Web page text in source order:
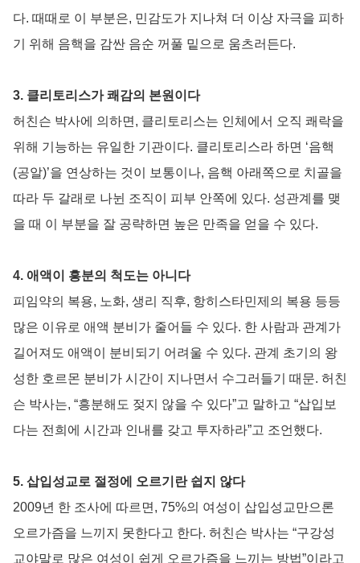
다. 때때로 이 부분은, 민감도가 지나쳐 더 이상 자극을 피하
기 위해 음핵을 감싼 음순 꺼풀 밑으로 움츠러든다.
3. 클리토리스가 쾌감의 본원이다
허친슨 박사에 의하면, 클리토리스는 인체에서 오직 쾌락을
위해 기능하는 유일한 기관이다. 클리토리스라 하면 ‘음핵
(공알)’을 연상하는 것이 보통이나, 음핵 아래쪽으로 치골을
따라 두 갈래로 나뉜 조직이 피부 안쪽에 있다. 성관계를 맺
을 때 이 부분을 잘 공략하면 높은 만족을 얻을 수 있다.
4. 애액이 흥분의 척도는 아니다
피임약의 복용, 노화, 생리 직후, 항히스타민제의 복용 등등
많은 이유로 애액 분비가 줄어들 수 있다. 한 사람과 관계가
길어져도 애액이 분비되기 어려울 수 있다. 관계 초기의 왕
성한 호르몬 분비가 시간이 지나면서 수그러들기 때문. 허친
슨 박사는, “흥분해도 젖지 않을 수 있다”고 말하고 “삽입보
다는 전희에 시간과 인내를 갖고 투자하라”고 조언했다.
5. 삽입성교로 절정에 오르기란 쉽지 않다
2009년 한 조사에 따르면, 75%의 여성이 삽입성교만으론
오르가즘을 느끼지 못한다고 한다. 허친슨 박사는 “구강성
교야말로 많은 여성이 쉽게 오르가즘을 느끼는 방법”이라고